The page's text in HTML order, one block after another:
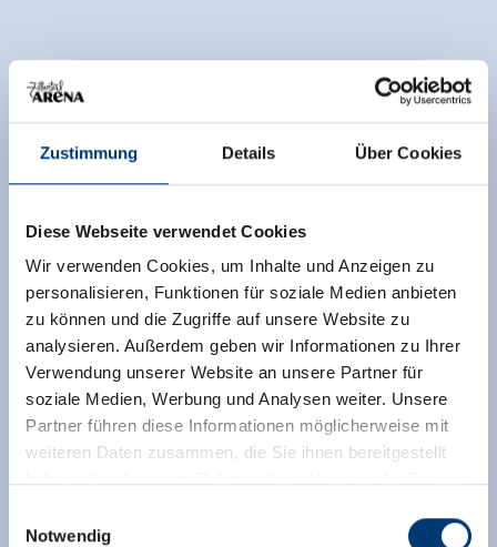
Zustimmung Details Über Cookies
Diese Webseite verwendet Cookies
Wir verwenden Cookies, um Inhalte und Anzeigen zu
personalisieren, Funktionen für soziale Medien anbieten
zu können und die Zugriffe auf unsere Website zu
analysieren. Außerdem geben wir Informationen zu Ihrer
Verwendung unserer Website an unsere Partner für
soziale Medien, Werbung und Analysen weiter. Unsere
Partner führen diese Informationen möglicherweise mit
weiteren Daten zusammen, die Sie ihnen bereitgestellt
Notwendig